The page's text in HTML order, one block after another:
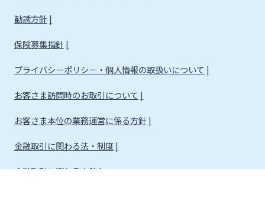
勧誘方針
保険募集指針
プライバシーポリシー・個人情報の取扱いについて
お客さま訪問時のお取引について
お客さま本位の業務運営に係る方針
金融取引に関わる法・制度
金融取引に関わる方針